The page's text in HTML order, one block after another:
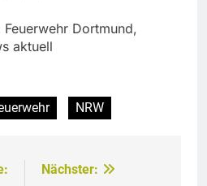
Dortmund,
aktuell
NRW
Nächster: